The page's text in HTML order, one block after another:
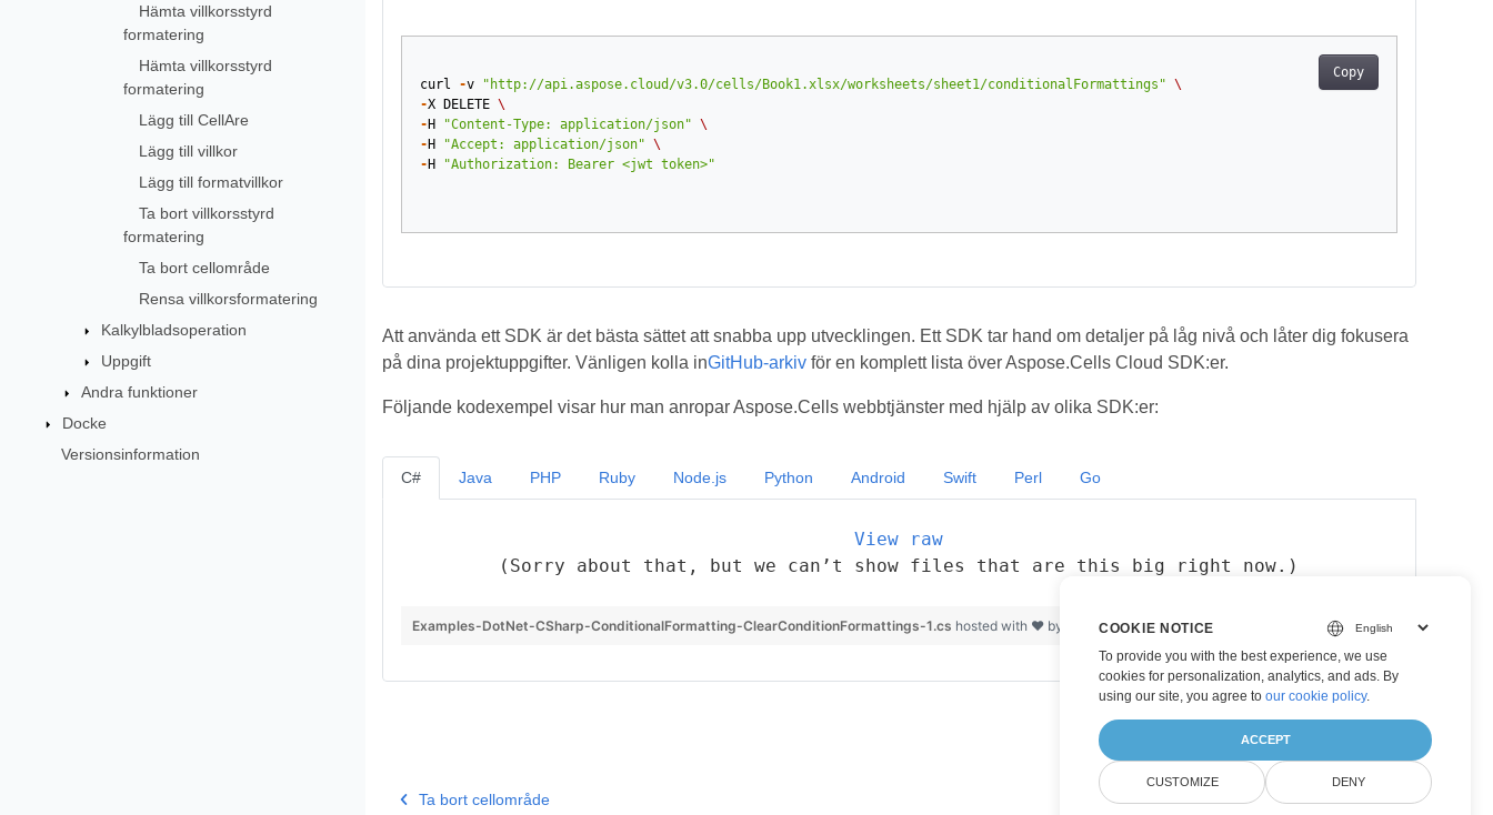
Hämta villkorsstyrd
formatering
Hämta villkorsstyrd
formatering
Lägg till CellAre
Lägg till villkor
Lägg till formatvillkor
Ta bort villkorsstyrd
formatering
Ta bort cellområde
Rensa villkorsformatering
Kalkylbladsoperation
Uppgift
Andra funktioner
Docke
Versionsinformation
Copy
curl -v "http://api.aspose.cloud/v3.0/cells/Book1.xlsx/worksheets/sheet1/conditionalFormattings" \
-X DELETE \
- H "Content-Type: application/json" \
- H "Accept: application/json" \
- H "Authorization: Bearer <jwt token>"
Att använda ett SDK är det bästa sättet att snabba upp utvecklingen. Ett SDK tar hand om detaljer på låg nivå och låter dig fokusera
på dina projektuppgifter. Vänligen kolla inGitHub-arkivför en komplett lista över Aspose.Cells Cloud SDK:er.
Följande kodexempel visar hur man anropar Aspose.Cells webbtjänster med hjälp av olika SDK:er:
C#
View raw
(Sorry about that, but we can’t show files that are this big right now.)
view raw
Examples-DotNet-CSharp-ConditionalFormatting-ClearConditionFormattings-1.cs hosted with ❤ by GitHub
Java PHP Ruby Node.js Python Android Swift Perl Go
Ta bort cellområde
COOKIE NOTICE
To provide you with the best experience, we use
cookies for personalization, analytics, and ads. By
using our site, you agree to our cookie policy.
ACCEPT
CUSTOMIZE DENY